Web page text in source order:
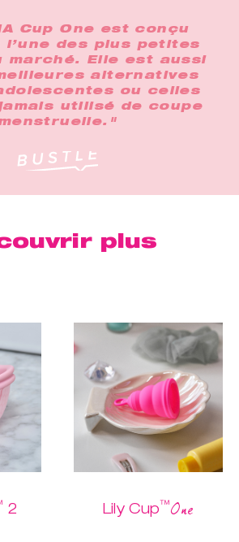
Cup One est conçu
des plus petites
marché. Elle est aussi
alternatives
ou celles
utilisé de coupe
plus
2 Lily Cup™One